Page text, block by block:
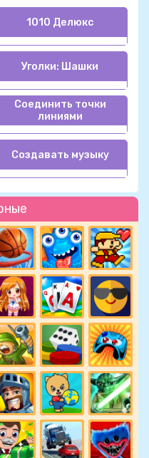
1010 Делюкс
Уголки: Шашки
Соединить точки
линиями
Создавать музыку